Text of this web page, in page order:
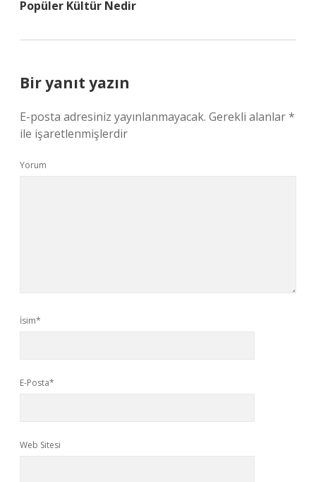
Popüler Kültür Nedir
Bir yanıt yazın
E-posta adresiniz yayınlanmayacak. Gerekli alanlar*
ile işaretlenmişlerdir
Yorum
İsim*
E-Posta*
Web Sitesi